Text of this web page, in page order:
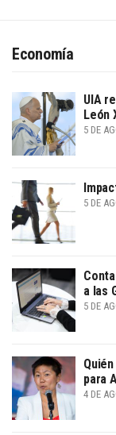
Economía
UIA
León
5 DE
5 DE
a las
5 DE
para
4 DE